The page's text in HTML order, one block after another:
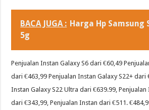
BACA JUGA : Harga Hp Samsung
5g
Penjualan Instan Galaxy S6 dari €60,49
dari €463,99 Penjualan Instan Galaxy S22+ dari
Instan Galaxy S22 Ultra dari €639.99, Penjualan
dari €343,99, Penjualan Instan dari €511.